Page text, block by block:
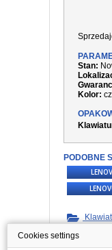
Stan:
Kolor:
PODOBNE
Cookies settings